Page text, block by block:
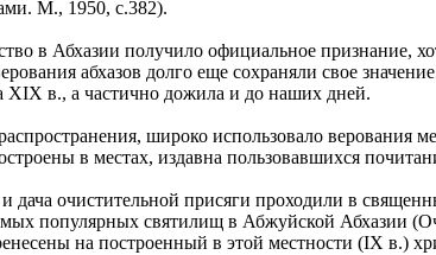
М., 1950, с.382).
в Абхазии получило официальное признание,
абхазов долго еще сохраняли свое
XIX в., а частично дожила и до наших дней.
широко использовало верования
в местах, издавна пользовавшихся
очистительной присяги проходили в
популярных святилищ в Абжуйской Абхазии
на построенный в этой местности (IX в.)